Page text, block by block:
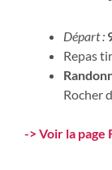
Départ :
Repas
Rocher
-> Voir la page